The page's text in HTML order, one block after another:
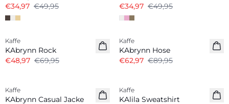
€34,97 €49,95
€34,97 €49,95
-30%
Kaffe
KAbrynn Rock
€48,97 €69,95
-30%
Kaffe
KAbrynn Hose
€62,97 €89,95
Kaffe
KAbrynn Casual Jacke
Kaffe
KAlila Sweatshirt